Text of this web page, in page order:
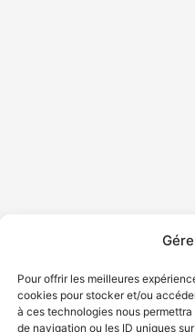
Pour offrir les meilleures
cookies pour stocker et/ou
à ces technologies nous
de navigation ou les ID uniques
Déclaration de services